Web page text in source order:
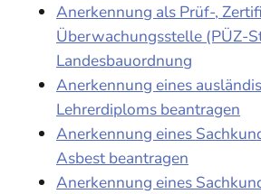
Anerkennung als Prüf-,
Überwachungsstelle (PÜZ-
Landesbauordnung
Anerkennung eines
Lehrerdiploms beantragen
Anerkennung eines
Asbest beantragen
Anerkennung eines